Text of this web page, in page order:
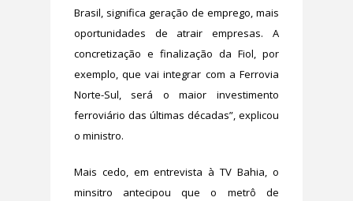
Brasil, significa geração de emprego, mais
oportunidades de atrair empresas. A
concretização e finalização da Fiol, por
exemplo, que vai integrar com a Ferrovia
Norte-Sul, será o maior investimento
ferroviário das últimas décadas”, explicou
o ministro.
Mais cedo, em entrevista à TV Bahia, o
minsitro antecipou que o metrô de